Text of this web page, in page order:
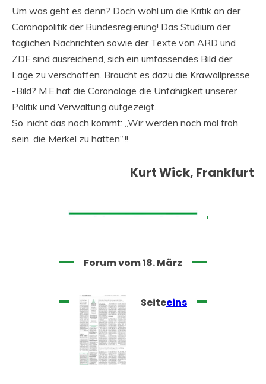
Um was geht es denn? Doch wohl um die Kritik an der
Coronopolitik der Bundesregierung! Das Studium der
täglichen Nachrichten sowie der Texte von ARD und
ZDF sind ausreichend, sich ein umfassendes Bild der
Lage zu verschaffen. Braucht es dazu die Krawallpresse
-Bild? M.E.hat die Coronalage die Unfähigkeit unserer
Politik und Verwaltung aufgezeigt.
So, nicht das noch kommt: „Wir werden noch mal froh
sein, die Merkel zu hatten“.!!
Kurt Wick, Frankfurt
Forum vom 18. März
Seiteeins